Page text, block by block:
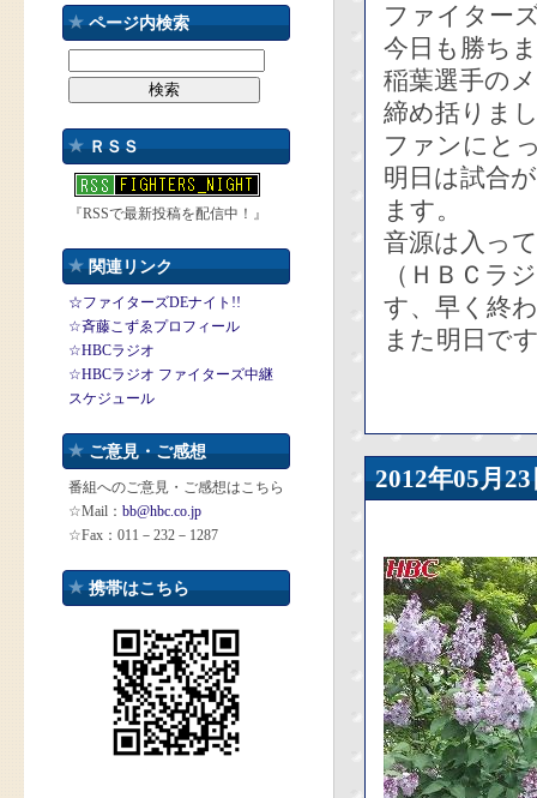
ページ内検索
ＲＳＳ
『RSSで最新投稿を配信中！』
関連リンク
☆ファイターズDEナイト!!
☆斉藤こずゑプロフィール
☆HBCラジオ
☆HBCラジオ ファイターズ中継
スケジュール
ご意見・ご感想
番組へのご意見・ご感想はこちら
☆Mail： bb@hbc.co.jp
☆Fax：011－232－1287
携帯はこちら
ファイター
今日も勝ち
稲葉選手の
締め括りま
ファンにと
明日は試合
ます。
音源は入っ
（ＨＢＣラ
す、早く終
また明日で
2012年05